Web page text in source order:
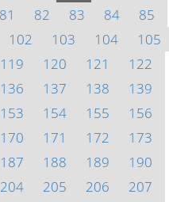
81 82 83 84
85
102 103 104
105
119 120 121
122
136 137 138
139
153 154 155
156
170 171 172
173
187 188 189
190
204 205 206 207